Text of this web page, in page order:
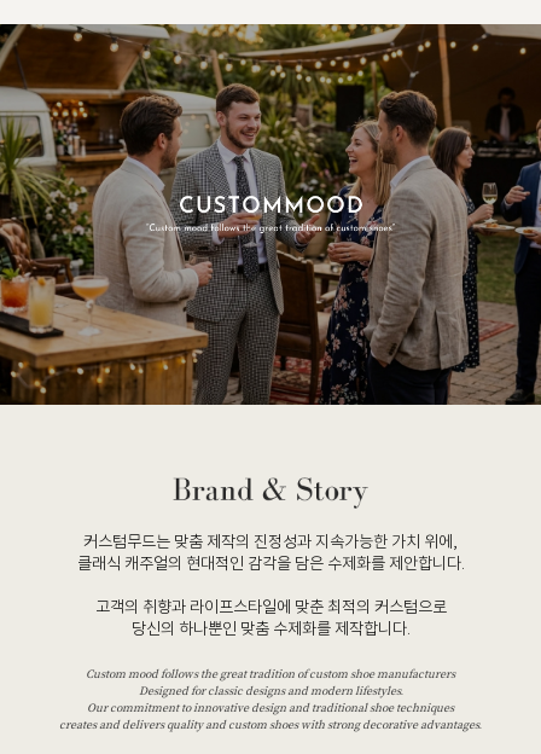
커스텀무드는 맞춤 제작의 진정성과 지속가능한 가치 위에,
클래식 캐주얼의 현대적인 감각을 담은 수제화를 제안합니다.
고객의 취향과 라이프스타일에 맞춘 최적의 커스텀으로
당신의 하나뿐인 맞춤 수제화를 제작합니다.
Custom mood follows the great tradition of custom shoe manufacturers
Designed for classic designs and modern lifestyles.
Our commitment to innovative design and traditional shoe techniques
creates and delivers quality and custom shoes with strong decorative advantages.